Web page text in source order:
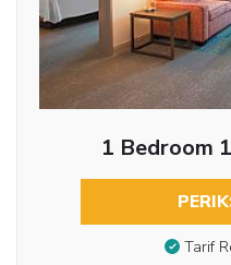
1 Bedroom
Tarif